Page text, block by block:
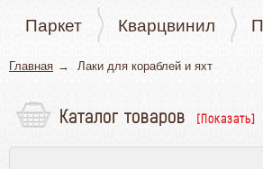
Паркет Кварцвинил
Главная Лаки для кораблей и яхт
Каталог товаров
Паркет